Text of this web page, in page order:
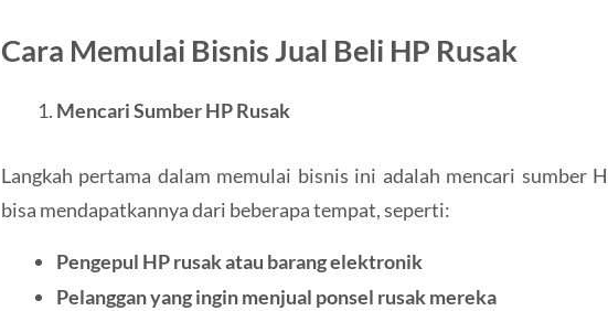
Cara Memulai Bisnis Jual Beli HP Rusak
Mencari Sumber HP Rusak
Langkah pertama dalam memulai bisnis ini adalah mencari sumber
bisa mendapatkannya dari beberapa tempat, seperti:
Pengepul HP rusak atau barang elektronik
Pelanggan yang ingin menjual ponsel rusak mereka